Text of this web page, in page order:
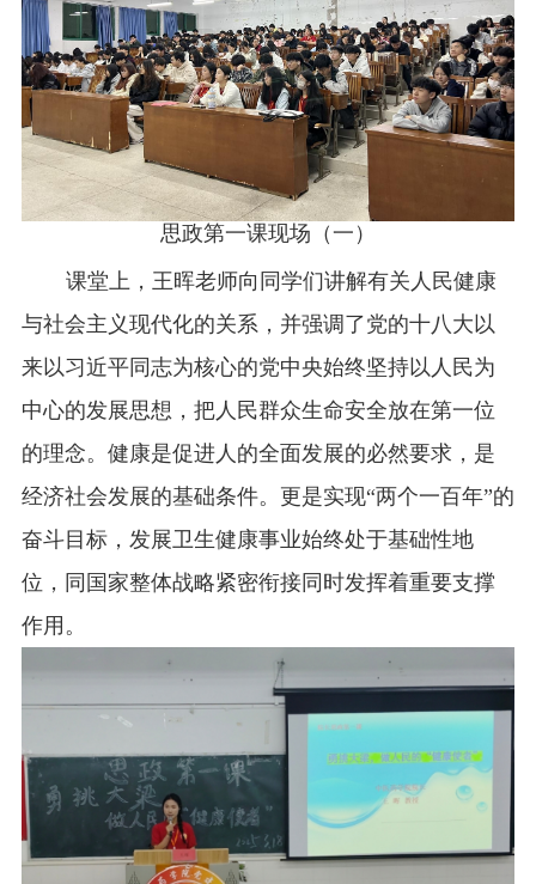
思政第一课现场（一）
课堂上，王晖老师向同学们讲解有关人民健康
与社会主义现代化的关系，并强调了党的十八大以
来以习近平同志为核心的党中央始终坚持以人民为
中心的发展思想，把人民群众生命安全放在第一位
的理念。健康是促进人的全面发展的必然要求，是
经济社会发展的基础条件。更是实现“两个一百年”的
奋斗目标，发展卫生健康事业始终处于基础性地
位，同国家整体战略紧密衔接同时发挥着重要支撑
作用。